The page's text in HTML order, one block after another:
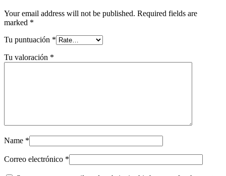
Your email address will not be published. Required fields are
marked *
Tu puntuación *
Tu valoración *
Name *
Correo electrónico *